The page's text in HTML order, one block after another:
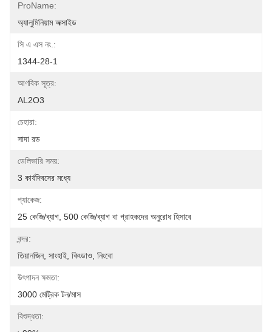
ProName:
অ্যালুমিনিয়াম অক্সাইড
সি এ এস নং.:
1344-28-1
আণবিক সূত্র:
AL2O3
চেহারা:
সাদা রড
ডেলিভারি সময়:
3 কার্যদিবসের মধ্যে
প্যাকেজ:
25 কেজি/ব্যাগ, 500 কেজি/ব্যাগ বা গ্রাহকদের অনুরোধ হিসাবে
বন্দর:
তিয়ানজিন, সাংহাই, কিংডাও, নিংবো
উৎপাদন ক্ষমতা:
3000 মেট্রিক টন/মাস
বিশুদ্ধতা: